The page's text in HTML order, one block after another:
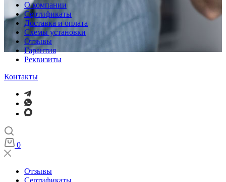
О компании
Сертификаты
Доставка и оплата
Схемы установки
Отзывы
Гарантия
Реквизиты
Контакты
0
Отзывы
Сертификаты